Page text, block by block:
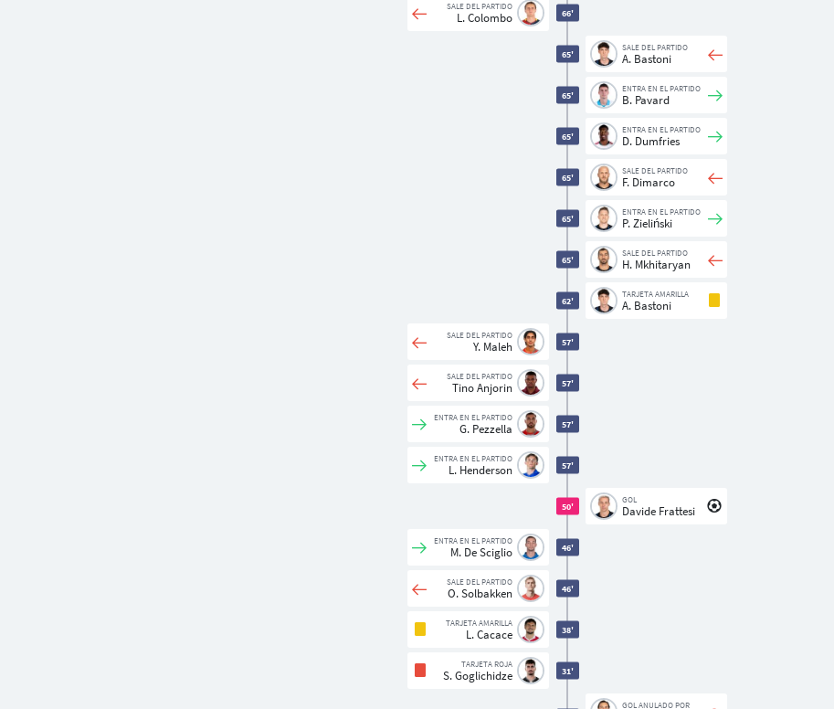
GOL ANULADO POR
31'
TARJETA ROJA
S. Goglichidze
38'
TARJETA AMARILLA
L. Cacace
46'
SALE DEL PARTIDO
O. Solbakken
46'
ENTRA EN EL PARTIDO
M. De Sciglio
50'
GOL
Davide Frattesi
57'
ENTRA EN EL PARTIDO
L. Henderson
57'
ENTRA EN EL PARTIDO
G. Pezzella
57'
SALE DEL PARTIDO
Tino Anjorin
57'
SALE DEL PARTIDO
Y. Maleh
62'
TARJETA AMARILLA
A. Bastoni
65'
SALE DEL PARTIDO
H. Mkhitaryan
65'
ENTRA EN EL PARTIDO
P. Zieliński
65'
SALE DEL PARTIDO
F. Dimarco
65'
ENTRA EN EL PARTIDO
D. Dumfries
65'
ENTRA EN EL PARTIDO
B. Pavard
65'
SALE DEL PARTIDO
A. Bastoni
66'
SALE DEL PARTIDO
L. Colombo